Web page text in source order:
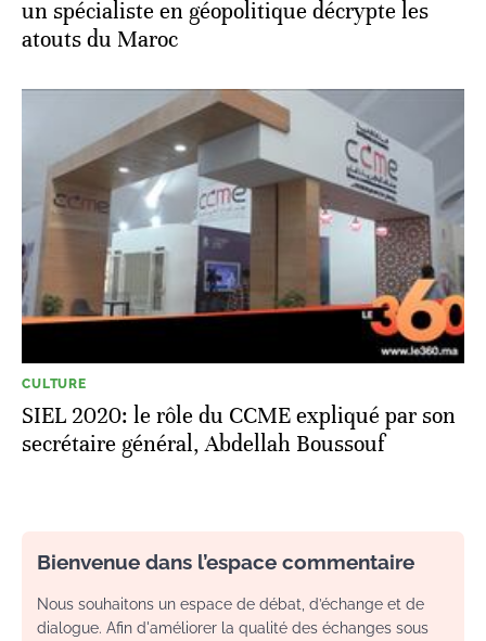
un spécialiste en géopolitique décrypte les
atouts du Maroc
CULTURE
SIEL 2020: le rôle du CCME expliqué par son
secrétaire général, Abdellah Boussouf
Bienvenue dans l’espace commentaire
Nous souhaitons un espace de débat, d’échange et de
dialogue. Afin d'améliorer la qualité des échanges sous